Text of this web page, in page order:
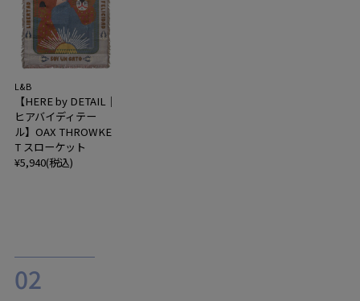
L&B
【HERE by DETAIL｜
ヒアバイディテー
ル】OAX THROWKE
T スローケット
¥5,940(税込)